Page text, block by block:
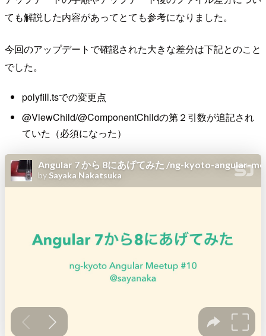
ても解説した内容があってとても参考になりました。
今回のアップデートで確認された大きな差分は下記とのこと
でした。
polyfill.tsでの変更点
@ViewChild/@ComponentChildの第２引数が追記され
ていた（必須になった）